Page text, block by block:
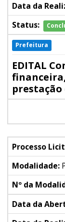
Data da
Status:
Prefeitura
EDITAL
prestação
Processo
Modalidade:
Nº da
Data da